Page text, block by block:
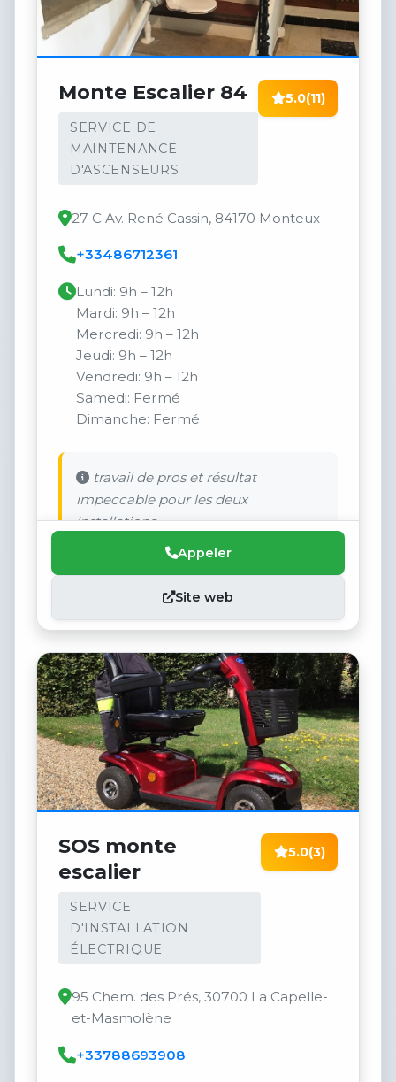
Monte Escalier 84
SERVICE DE
MAINTENANCE
D'ASCENSEURS
5.0(11)
27 C Av. René Cassin, 84170 Monteux
+33486712361
Lundi: 9h – 12h
Mardi: 9h – 12h
Mercredi: 9h – 12h
Jeudi: 9h – 12h
Vendredi: 9h – 12h
Samedi: Fermé
Dimanche: Fermé
travail de pros et résultat
impeccable pour les deux
installations .
Appeler
Site web
SOS monte
escalier
SERVICE
D'INSTALLATION
ÉLECTRIQUE
5.0(3)
95 Chem. des Prés, 30700 La Capelle-
et-Masmolène
+33788693908